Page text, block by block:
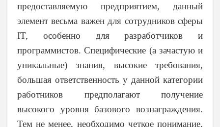
предоставляемую предприятием, данный
элемент весьма важен для сотрудников сферы
IT, особенно для разработчиков и
программистов. Специфические (а зачастую и
уникальные) знания, высокие требования,
большая ответственность у данной категории
работников предполагают получение
высокого уровня базового вознаграждения.
Тем не менее, необходимо четкое понимание,